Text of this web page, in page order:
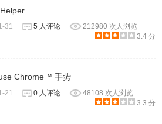
31 5 人评论
212980 次人浏览
3.4 分
Chrome™ 手势
21 0 人评论
48108 次人浏览
3.3 分